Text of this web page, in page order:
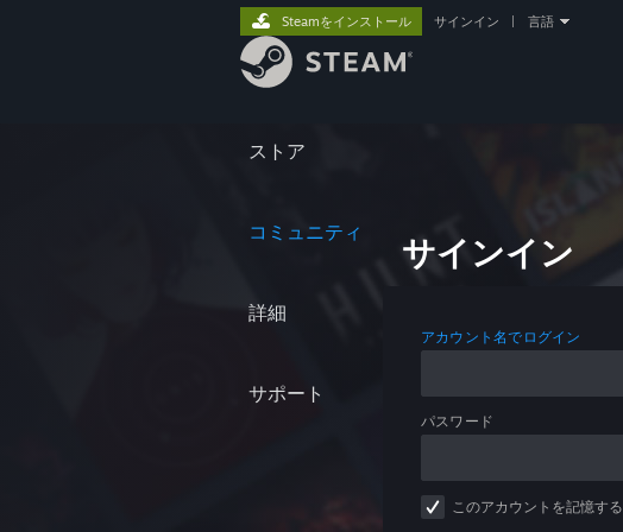
ストア
コミュニティ
詳細
サポート
Steamをインストール サインイン 言語
サインイン
アカウント名でログイン
パスワード
このアカウントを記憶する